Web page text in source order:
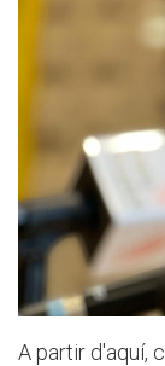
A partir d'aquí,